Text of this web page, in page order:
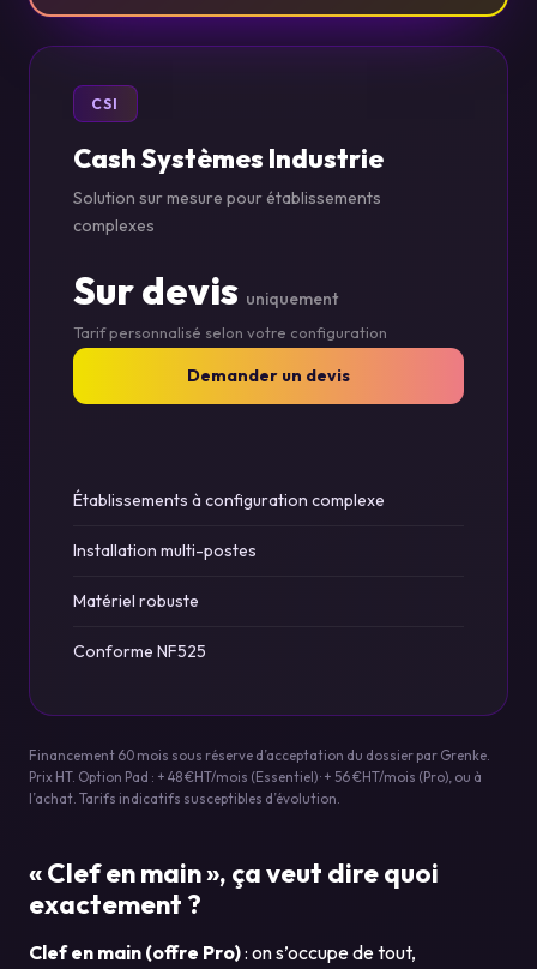
CSI
Cash Systèmes Industrie
Solution sur mesure pour établissements
complexes
Sur devis uniquement
Tarif personnalisé selon votre configuration
Demander un devis
Établissements à configuration complexe
Installation multi-postes
Matériel robuste
Conforme NF525
Financement 60 mois sous réserve d’acceptation du dossier par Grenke.
Prix HT. Option Pad : + 48 €HT/mois (Essentiel) · + 56 €HT/mois (Pro), ou à
l’achat. Tarifs indicatifs susceptibles d’évolution.
« Clef en main », ça veut dire quoi
exactement ?
Clef en main (offre Pro): on s’occupe de tout,